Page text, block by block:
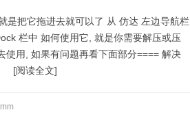
是把它拖进去就可以了 从 仿达 左边导航栏
栏中 如何使用它, 就是你需要解压或压
使用, 如果有问题再看下面部分==== 解决
[阅读全文]